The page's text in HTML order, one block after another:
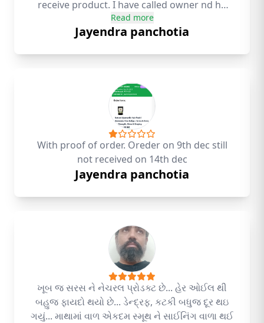
receive product. I have called owner nd he
replied me in which courier do u want to
order next time I will dispatch in that courier.
deliver product from surat to junagadh
within 2 days then u should close ur business
without blaming ur customer
Read more
Jayendra panchotia
With proof of order. Oreder on 9th dec still
not received on 14th dec
Jayendra panchotia
ખૂબ જ સરસ ને નેચરલ પ્રોડક્ટ છે... હેર ઓઈલ થી
બહુજ ફાયદો થયો છે... ડેન્દ્રફ, કટકી બધુજ દૂર થઇ
ગયું... માથામાં વાળ એકદમ સ્મૂથ ને સાઈનિંગ વાળા થઈ